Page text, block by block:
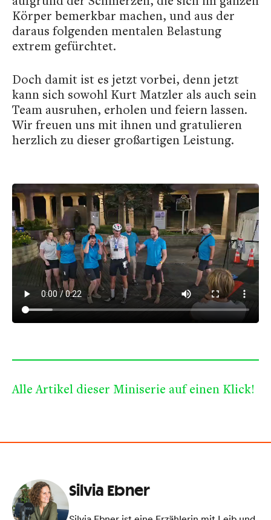
Körper bemerkbar machen, und aus der
daraus folgenden mentalen Belastung
extrem gefürchtet.
Doch damit ist es jetzt vorbei, denn jetzt
kann sich sowohl Kurt Matzler als auch sein
Team ausruhen, erholen und feiern lassen.
Wir freuen uns mit ihnen und gratulieren
herzlich zu dieser großartigen Leistung.
Alle Artikel dieser Miniserie auf einen Klick!
Silvia Ebner